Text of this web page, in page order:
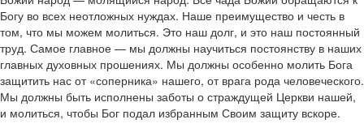
Богу во всех неотложных нуждах. Наше преимущество и честь в
том, что мы можем молиться. Это наш долг, и это наш постоянный
труд. Самое главное — мы должны научиться постоянству в наших
главных духовных прошениях. Мы должны особенно молить Бога
защитить нас от «соперника» нашего, от врага рода человеческого.
Мы должны быть исполнены заботы о страждущей Церкви нашей,
и молиться, чтобы Бог подал избранным Своим защиту вскоре.